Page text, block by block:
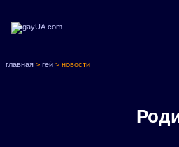
главная > гей > новости